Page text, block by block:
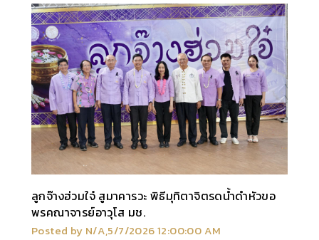
ลูกจ๊างฮ่วมใจ๋ สูมาคารวะ พิธีมุทิตาจิตรดน้ำดำหัวขอ
พรคณาจารย์อาวุโส มช.
Posted by N/A,5/7/2026 12:00:00 AM